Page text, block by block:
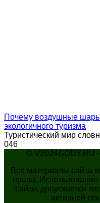
Почему воздушные
экологичного туризма
Туристический мир
046
© V2024GODY.RU
Все материалы сайта
права.
сайте, допускается
активной